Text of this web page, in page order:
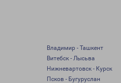
Владимир - Ташкент
Витебск - Лысьва
Нижневартовск - Курск
Псков - Бугуруслан